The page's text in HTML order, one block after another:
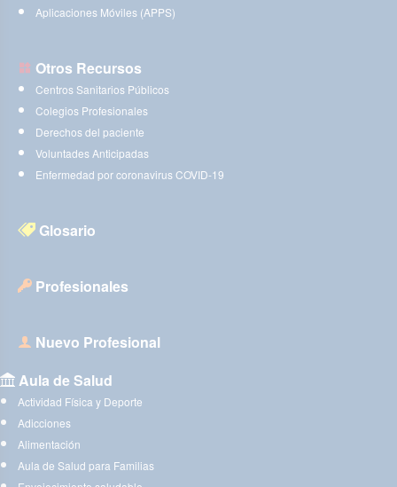
Aplicaciones Móviles (APPS)
Otros Recursos
Centros Sanitarios Públicos
Colegios Profesionales
Derechos del paciente
Voluntades Anticipadas
Enfermedad por coronavirus COVID-19
Glosario
Profesionales
Nuevo Profesional
Aula de Salud
Actividad Física y Deporte
Adicciones
Alimentación
Aula de Salud para Familias